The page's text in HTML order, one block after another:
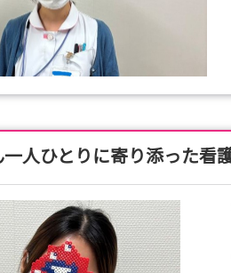
らのご応募も歓迎しております。
より楽しみにしております！
人ひとりに寄り添った看